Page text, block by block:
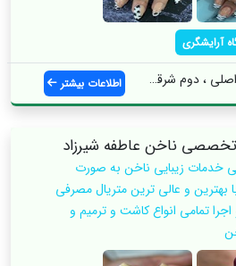
آرایشگری
، دوم شرقی س... اطلاعات بیشتر
تخصصی ناخن عاطفه شیرزاد
خدمات زیبایی ناخن به صورت
بهترین و عالی ترین متریال مصرفی
تمامی انواع کاشت و ترمیم و